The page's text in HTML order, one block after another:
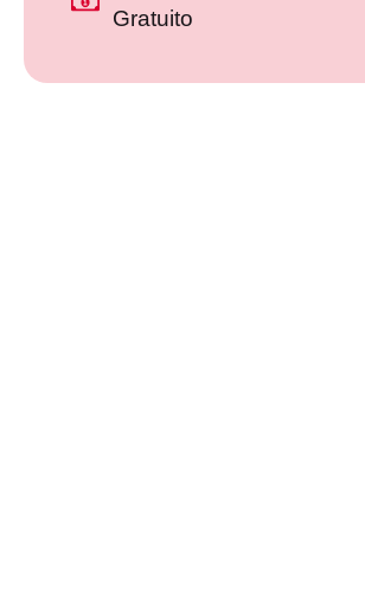
Gratuito